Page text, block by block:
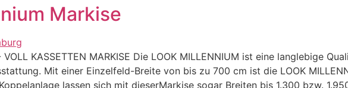
Markise
VOLL KASSETTEN MARKISE Die LOOK MILLENNIUM ist eine langlebige
Mit einer Einzelfeld-Breite von bis zu 700 cm ist die LOOK
lassen sich mit dieserMarkise sogar Breiten bis 1.300 bzw.